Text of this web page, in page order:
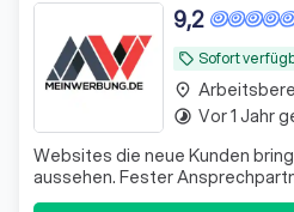
local_offer Sofort
9,2
Websites die neue Kunden
aussehen. Fester
& 100% Geld-zurück-Garantie.
place
timelapse Vor 1 Jahr